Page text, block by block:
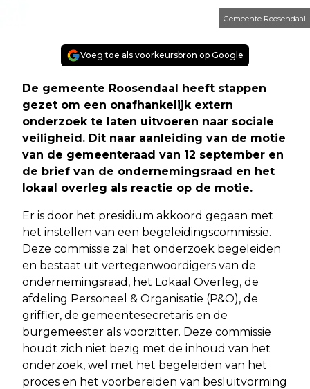
Gemeente Roosendaal
Voeg toe als voorkeursbron op Google
De gemeente Roosendaal heeft stappen
gezet om een onafhankelijk extern
onderzoek te laten uitvoeren naar sociale
veiligheid. Dit naar aanleiding van de motie
van de gemeenteraad van 12 september en
de brief van de ondernemingsraad en het
lokaal overleg als reactie op de motie.
Er is door het presidium akkoord gegaan met
het instellen van een begeleidingscommissie.
Deze commissie zal het onderzoek begeleiden
en bestaat uit vertegenwoordigers van de
ondernemingsraad, het Lokaal Overleg, de
afdeling Personeel & Organisatie (P&O), de
griffier, de gemeentesecretaris en de
burgemeester als voorzitter. Deze commissie
houdt zich niet bezig met de inhoud van het
onderzoek, wel met het begeleiden van het
proces en het voorbereiden van besluitvorming